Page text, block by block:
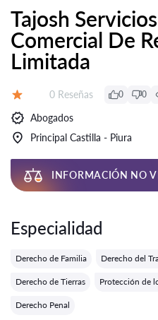
Tajosh
Comercial De
Limitada
Número de reseñas:
0 Reseñas 0 0
Abogados
Principal Castilla - Piura
INFORMACIÓN NO
Especialidad
Derecho de Familia Derecho del
Derecho de Tierras Protección de
Derecho Penal